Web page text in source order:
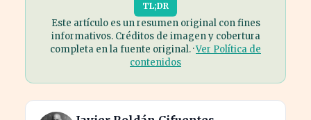
TL;DR
Este artículo es un resumen original con fines
informativos. Créditos de imagen y cobertura
completa en la fuente original. ·Ver Política de
contenidos